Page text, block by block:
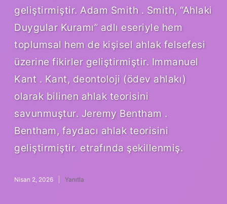
geliştirmiştir. Adam Smith . Smith, “Ahlaki
Duygular Kuramı” adlı eseriyle hem
toplumsal hem de kişisel ahlak felsefesi
üzerine fikirler geliştirmiştir. Immanuel
Kant . Kant, deontoloji (ödev ahlakı)
olarak bilinen ahlak teorisini
savunmuştur. Jeremy Bentham .
Bentham, faydacı ahlak teorisini
geliştirmiştir. etrafında şekillenmiş.
Nisan 2, 2026 Yanıtla